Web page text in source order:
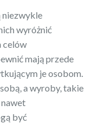
niezwykle
wyróżnić
celów
mają przede
je osobom.
a wyroby, takie
nawet
być